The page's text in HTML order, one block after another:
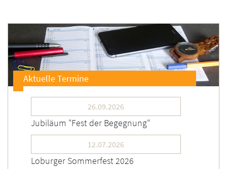
Aktuelle Termine
26.09.2026
Jubiläum "Fest der Begegnung"
12.07.2026
Loburger Sommerfest 2026